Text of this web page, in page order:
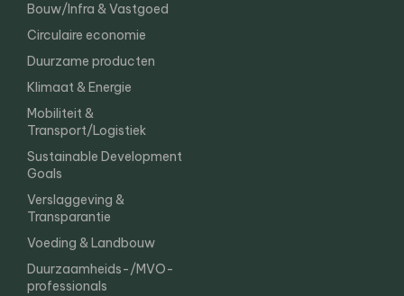
Bouw/Infra & Vastgoed
Circulaire economie
Duurzame producten
Klimaat & Energie
Mobiliteit &
Transport/Logistiek
Sustainable Development
Goals
Verslaggeving &
Transparantie
Voeding & Landbouw
Duurzaamheids-/MVO-
professionals